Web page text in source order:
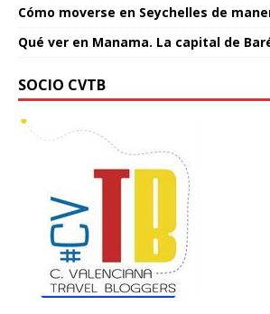
Cómo moverse en Seychelles de
Qué ver en Manama. La capital de
SOCIO CVTB